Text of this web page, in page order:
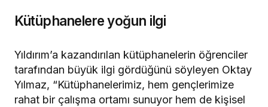
Kütüphanelere yoğun ilgi
Yıldırım’a kazandırılan kütüphanelerin öğrenciler
tarafından büyük ilgi gördüğünü söyleyen Oktay
Yılmaz, “Kütüphanelerimiz, hem gençlerimize
rahat bir çalışma ortamı sunuyor hem de kişisel